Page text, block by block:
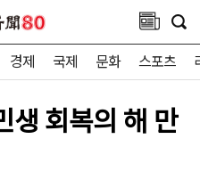
경제 국제 문화 스포츠
생 회복의 해 만